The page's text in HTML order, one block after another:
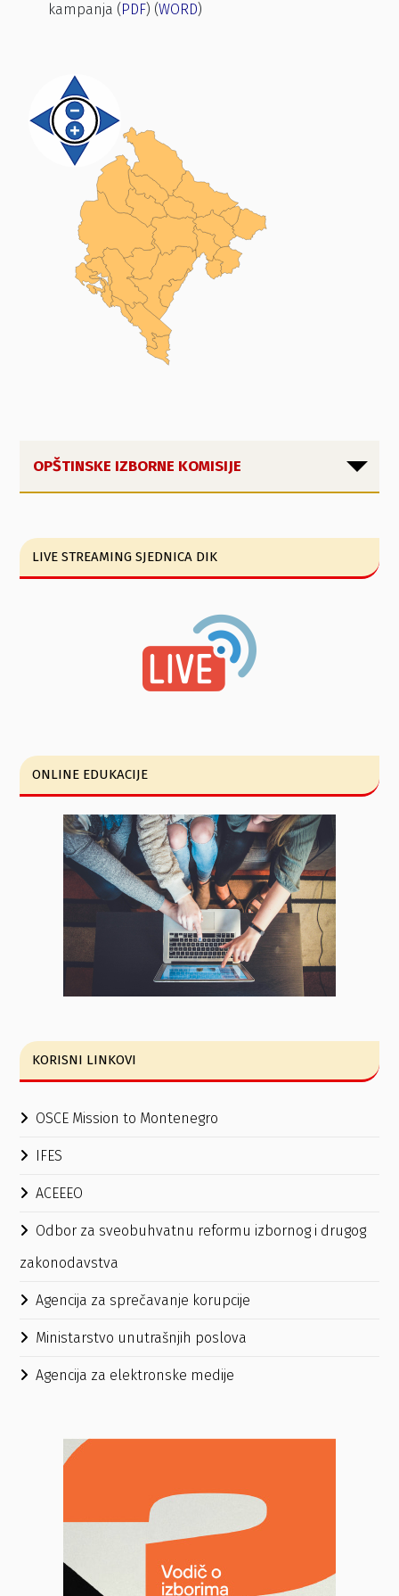
kampanja (PDF) (WORD)
OPŠTINSKE IZBORNE KOMISIJE
LIVE STREAMING SJEDNICA DIK
ONLINE EDUKACIJE
KORISNI LINKOVI
OSCE Mission to Montenegro
IFES
ACEEEO
Odbor za sveobuhvatnu reformu izbornog i drugog
zakonodavstva
Agencija za sprečavanje korupcije
Ministarstvo unutrašnjih poslova
Agencija za elektronske medije